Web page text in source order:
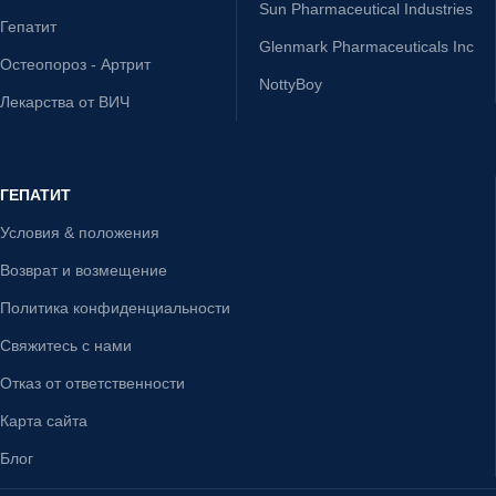
Гепатит
Остеопороз - Артрит
Лекарства от ВИЧ
Sun Pharmaceutical Industries
Glenmark Pharmaceuticals Inc
NottyBoy
ГЕПАТИТ
Условия & положения
Возврат и возмещение
Политика конфиденциальности
Свяжитесь с нами
Отказ от ответственности
Карта сайта
Блог